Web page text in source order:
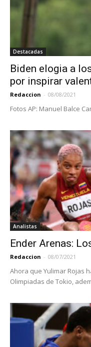
Destacadas
Biden elogia a
por inspirar
Redaccion - 08/08/2021
Fotos AP: Manuel Balce
Analistas
Ender Arenas:
Redaccion - 08/07/2021
Ahora que Yulimar Rojas
Olimpiadas de Tokio,